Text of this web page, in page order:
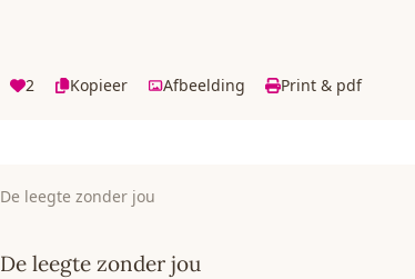
2 Kopieer Afbeelding Print & pdf
De leegte zonder jou
De leegte zonder jou